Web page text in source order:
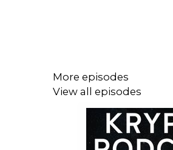
bluealpine.ch/portfolio-
Disclaimer
More episodes
View all episodes